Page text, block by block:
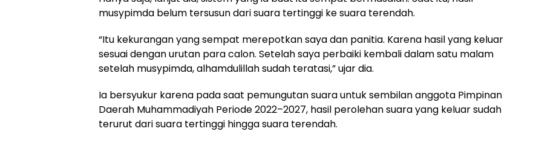
musypimda belum tersusun dari suara tertinggi ke suara terendah.
“Itu kekurangan yang sempat merepotkan saya dan panitia. Karena hasil yang keluar
sesuai dengan urutan para calon. Setelah saya perbaiki kembali dalam satu malam
setelah musypimda, alhamdulillah sudah teratasi,” ujar dia.
Ia bersyukur karena pada saat pemungutan suara untuk sembilan anggota Pimpinan
Daerah Muhammadiyah Periode 2022–2027, hasil perolehan suara yang keluar sudah
terurut dari suara tertinggi hingga suara terendah.